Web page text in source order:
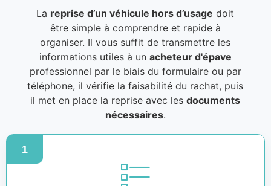
La reprise d’un véhicule hors d’usage doit
être simple à comprendre et rapide à
organiser. Il vous suffit de transmettre les
informations utiles à un acheteur d'épave
professionnel par le biais du formulaire ou par
téléphone, il vérifie la faisabilité du rachat, puis
il met en place la reprise avec lesdocuments
nécessaires.
1